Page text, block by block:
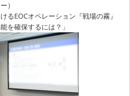
）
るEOCオペレーション『戦場の霧』
を確保するには？」